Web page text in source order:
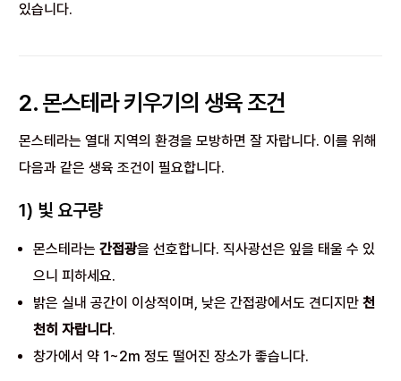
있습니다.
2. 몬스테라 키우기의 생육 조건
몬스테라는 열대 지역의 환경을 모방하면 잘 자랍니다. 이를 위해
다음과 같은 생육 조건이 필요합니다.
1) 빛 요구량
몬스테라는간접광을 선호합니다. 직사광선은 잎을 태울 수 있
으니 피하세요.
밝은 실내 공간이 이상적이며, 낮은 간접광에서도 견디지만천
천히 자랍니다.
창가에서 약 1~2m 정도 떨어진 장소가 좋습니다.